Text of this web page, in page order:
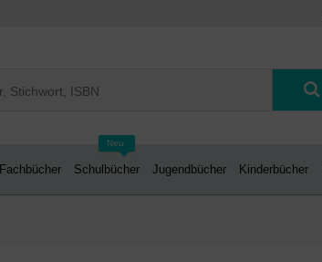
Fachbücher
Neu
Schulbücher Jugendbücher Kinderbücher